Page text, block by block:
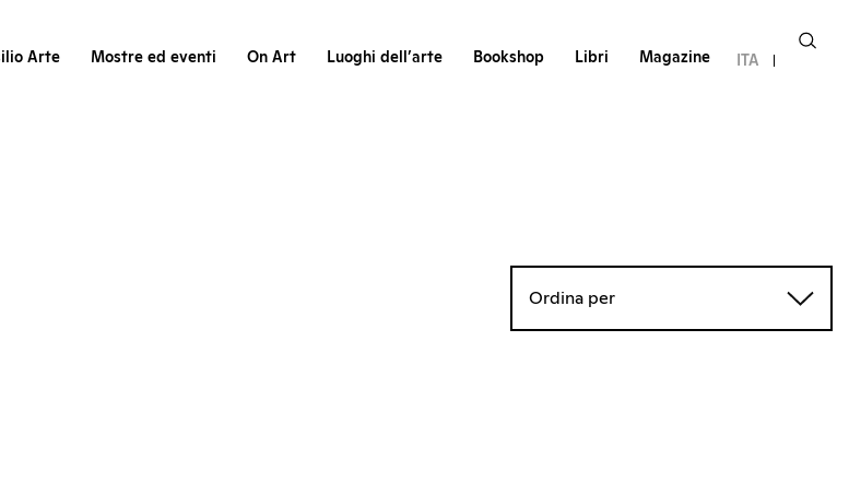
Arte Mostre ed eventi On Art Luoghi dell’arte Bookshop Libri Magazine ITA
Ordina per